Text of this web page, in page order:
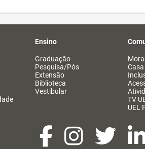
Ensino
Graduação
Pesquisa/Pós
Extensão
Biblioteca
Vestibular
TV
UEL